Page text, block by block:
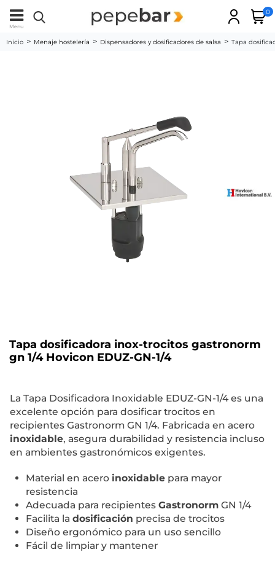
Menu
0
Inicio Menaje hostelería Dispensadores y dosificadores de salsa Tapa
Tapa dosificadora inox-trocitos gastronorm
gn 1/4 Hovicon EDUZ-GN-1/4
La Tapa Dosificadora Inoxidable EDUZ-GN-1/4 es una
excelente opción para dosificar trocitos en
recipientes Gastronorm GN 1/4. Fabricada en acero
inoxidable, asegura durabilidad y resistencia incluso
en ambientes gastronómicos exigentes.
Material en acero inoxidable para mayor
resistencia
Adecuada para recipientes Gastronorm GN 1/4
Facilita la dosificación precisa de trocitos
Diseño ergonómico para un uso sencillo
Fácil de limpiar y mantener